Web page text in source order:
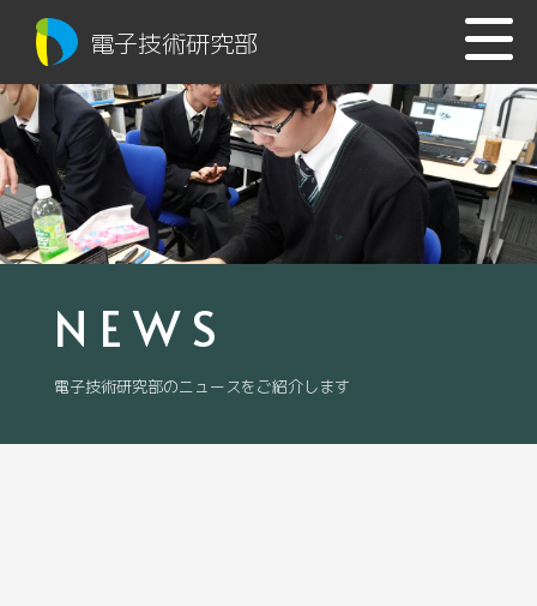
電子技術研究部
NEWS
電子技術研究部のニュースをご紹介します